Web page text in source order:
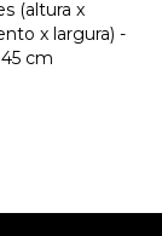
(altura x
x largura) -
cm